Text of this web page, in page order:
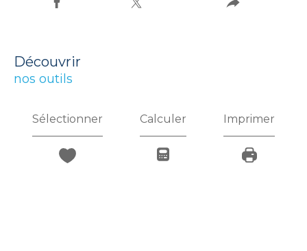
découvrir
nos outils
Sélectionner Calculer Imprimer